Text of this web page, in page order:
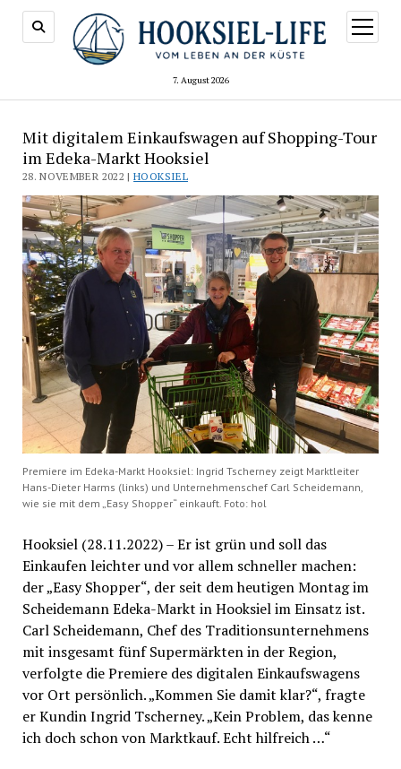
7. August 2026
Menü
öffnen
Mit digitalem Einkaufswagen auf Shopping-Tour
im Edeka-Markt Hooksiel
28. NOVEMBER 2022 |HOOKSIEL
Premiere im Edeka-Markt Hooksiel: Ingrid Tscherney zeigt Marktleiter
Hans-Dieter Harms (links) und Unternehmenschef Carl Scheidemann,
wie sie mit dem „Easy Shopper“ einkauft. Foto: hol
Hooksiel (28.11.2022) – Er ist grün und soll das
Einkaufen leichter und vor allem schneller machen:
der „Easy Shopper“, der seit dem heutigen Montag im
Scheidemann Edeka-Markt in Hooksiel im Einsatz ist.
Carl Scheidemann, Chef des Traditionsunternehmens
mit insgesamt fünf Supermärkten in der Region,
verfolgte die Premiere des digitalen Einkaufswagens
vor Ort persönlich. „Kommen Sie damit klar?“, fragte
er Kundin Ingrid Tscherney. „Kein Problem, das kenne
ich doch schon von Marktkauf. Echt hilfreich …“